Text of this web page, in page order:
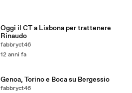
Oggi il CT a Lisbona per trattenere
Rinaudo
fabbryct46
12 anni fa
Genoa, Torino e Boca su Bergessio
fabbryct46